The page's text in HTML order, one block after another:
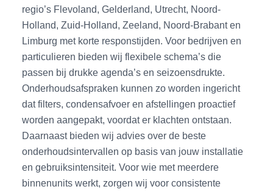
regio’s Flevoland, Gelderland, Utrecht, Noord-
Holland, Zuid-Holland, Zeeland, Noord-Brabant en
Limburg met korte responstijden. Voor bedrijven en
particulieren bieden wij flexibele schema’s die
passen bij drukke agenda’s en seizoensdrukte.
Onderhoudsafspraken kunnen zo worden ingericht
dat filters, condensafvoer en afstellingen proactief
worden aangepakt, voordat er klachten ontstaan.
Daarnaast bieden wij advies over de beste
onderhoudsintervallen op basis van jouw installatie
en gebruiksintensiteit. Voor wie met meerdere
binnenunits werkt, zorgen wij voor consistente